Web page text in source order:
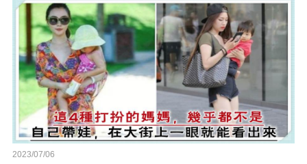
2023/07/06